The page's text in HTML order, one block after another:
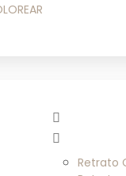
Retrato